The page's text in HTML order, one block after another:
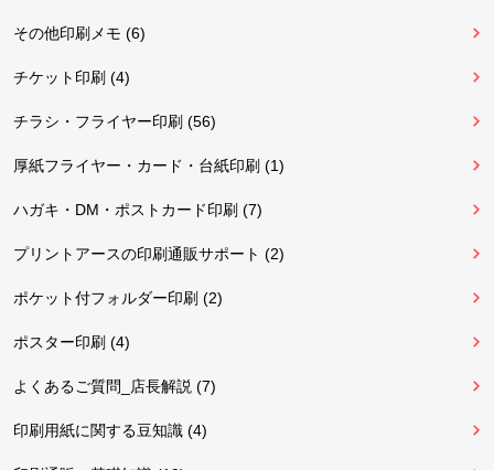
その他印刷メモ (6)
チケット印刷 (4)
チラシ・フライヤー印刷 (56)
厚紙フライヤー・カード・台紙印刷 (1)
ハガキ・DM・ポストカード印刷 (7)
プリントアースの印刷通販サポート (2)
ポケット付フォルダー印刷 (2)
ポスター印刷 (4)
よくあるご質問_店長解説 (7)
印刷用紙に関する豆知識 (4)